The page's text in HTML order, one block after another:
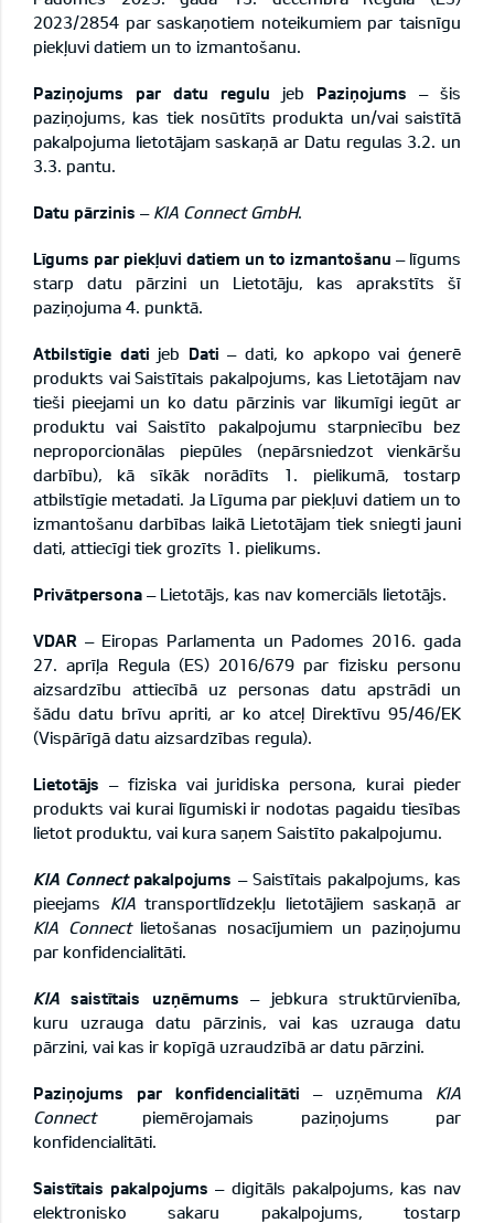
2023/2854 par saskaņotiem noteikumiem par taisnīgu
piekļuvi datiem un to izmantošanu.
Paziņojums par datu regulu jeb Paziņojums – šis
paziņojums, kas tiek nosūtīts produkta un/vai saistītā
pakalpojuma lietotājam saskaņā ar Datu regulas 3.2. un
3.3. pantu.
Datu pārzinis – KIA Connect GmbH.
Līgums par piekļuvi datiem un to izmantošanu – līgums
starp datu pārzini un Lietotāju, kas aprakstīts šī
paziņojuma 4. punktā.
Atbilstīgie dati jeb Dati – dati, ko apkopo vai ģenerē
produkts vai Saistītais pakalpojums, kas Lietotājam nav
tieši pieejami un ko datu pārzinis var likumīgi iegūt ar
produktu vai Saistīto pakalpojumu starpniecību bez
neproporcionālas piepūles (nepārsniedzot vienkāršu
darbību), kā sīkāk norādīts 1. pielikumā, tostarp
atbilstīgie metadati. Ja Līguma par piekļuvi datiem un to
izmantošanu darbības laikā Lietotājam tiek sniegti jauni
dati, attiecīgi tiek grozīts 1. pielikums.
Privātpersona – Lietotājs, kas nav komerciāls lietotājs.
VDAR – Eiropas Parlamenta un Padomes 2016. gada
27. aprīļa Regula (ES) 2016/679 par fizisku personu
aizsardzību attiecībā uz personas datu apstrādi un
šādu datu brīvu apriti, ar ko atceļ Direktīvu 95/46/EK
(Vispārīgā datu aizsardzības regula).
Lietotājs – fiziska vai juridiska persona, kurai pieder
produkts vai kurai līgumiski ir nodotas pagaidu tiesības
lietot produktu, vai kura saņem Saistīto pakalpojumu.
KIA Connectpakalpojums – Saistītais pakalpojums, kas
pieejams KIAtransportlīdzekļu lietotājiem saskaņā ar
KIA Connectlietošanas nosacījumiem un paziņojumu
par konfidencialitāti.
KIA saistītais uzņēmums– jebkura struktūrvienība,
kuru uzrauga datu pārzinis, vai kas uzrauga datu
pārzini, vai kas ir kopīgā uzraudzībā ar datu pārzini.
Paziņojums par konfidencialitāti – uzņēmuma KIA
Connectpiemērojamais paziņojums par
konfidencialitāti.
Saistītais pakalpojums – digitāls pakalpojums, kas nav
elektronisko sakaru pakalpojums, tostarp